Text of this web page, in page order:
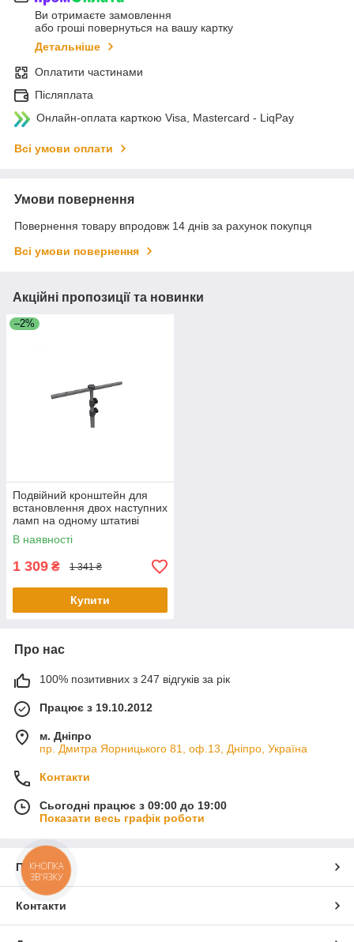
Ви отримаєте замовлення
або гроші повернуться на вашу картку
Детальніше
Оплатити частинами
Післяплата
Онлайн-оплата карткою Visa, Mastercard - LiqPay
Всі умови оплати
Умови повернення
Повернення товару впродовж 14 днів за рахунок покупця
Всі умови повернення
Акційні пропозиції та новинки
–2%
Подвійний кронштейн для
встановлення двох наступних
ламп на одному штативі
SCANGRIP
В наявності
1 309 ₴ 1 341 ₴
Купити
Про нас
100% позитивних з 247 відгуків за рік
Працює з 19.10.2012
м. Дніпро
пр. Дмитра Яорницького 81, оф.13, Дніпро, Україна
Контакти
Сьогодні працює з 09:00 до 19:00
Показати весь графік роботи
Про нас
Контакти
КНОПКА
ЗВ'ЯЗКУ